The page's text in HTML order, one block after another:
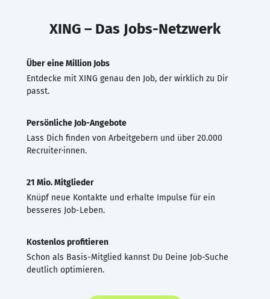
XING – Das Jobs-Netzwerk
Über eine Million Jobs
Entdecke mit XING genau den Job, der wirklich zu Dir
passt.
Persönliche Job-Angebote
Lass Dich finden von Arbeitgebern und über 20.000
Recruiter·innen.
21 Mio. Mitglieder
Knüpf neue Kontakte und erhalte Impulse für ein
besseres Job-Leben.
Kostenlos profitieren
Schon als Basis-Mitglied kannst Du Deine Job-Suche
deutlich optimieren.